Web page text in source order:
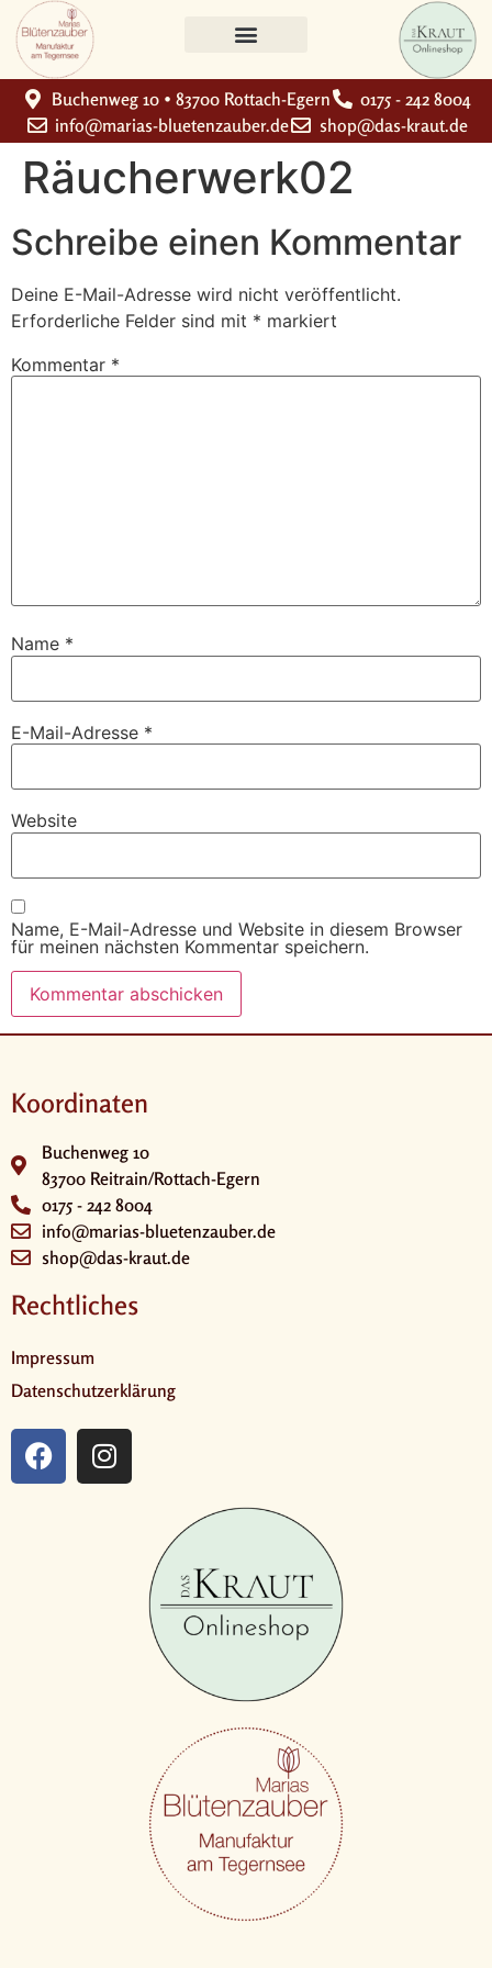
Buchenweg 10 • 83700 Rottach-Egern
0175 - 242 8004
info@marias-bluetenzauber.de
shop@das-kraut.de
Räucherwerk02
Schreibe einen Kommentar
Deine E-Mail-Adresse wird nicht veröffentlicht.
Erforderliche Felder sind mit * markiert
Kommentar *
Name *
E-Mail-Adresse *
Website
Name, E-Mail-Adresse und Website in diesem Browser
für meinen nächsten Kommentar speichern.
Koordinaten
Buchenweg 10
83700 Reitrain/Rottach-Egern
0175 - 242 8004
info@marias-bluetenzauber.de
shop@das-kraut.de
Rechtliches
Impressum
Datenschutzerklärung